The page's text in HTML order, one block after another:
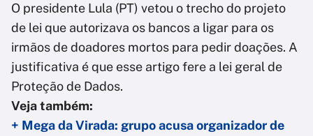
O presidente Lula (PT) vetou o trecho do projeto
de lei que autorizava os bancos a ligar para os
irmãos de doadores mortos para pedir doações. A
justificativa é que esse artigo fere a lei geral de
Proteção de Dados.
Veja também:
+ Mega da Virada: grupo acusa organizador de